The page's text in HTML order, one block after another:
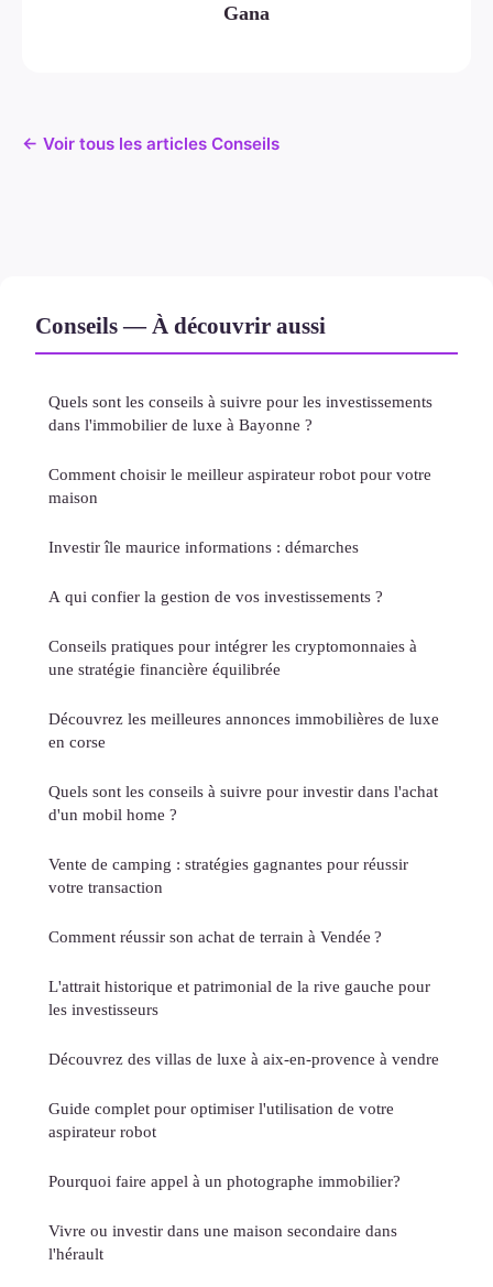
Gana
← Voir tous les articles Conseils
Conseils — À découvrir aussi
Quels sont les conseils à suivre pour les investissements
dans l'immobilier de luxe à Bayonne ?
Comment choisir le meilleur aspirateur robot pour votre
maison
Investir île maurice informations : démarches
A qui confier la gestion de vos investissements ?
Conseils pratiques pour intégrer les cryptomonnaies à
une stratégie financière équilibrée
Découvrez les meilleures annonces immobilières de luxe
en corse
Quels sont les conseils à suivre pour investir dans l'achat
d'un mobil home ?
Vente de camping : stratégies gagnantes pour réussir
votre transaction
Comment réussir son achat de terrain à Vendée ?
L'attrait historique et patrimonial de la rive gauche pour
les investisseurs
Découvrez des villas de luxe à aix-en-provence à vendre
Guide complet pour optimiser l'utilisation de votre
aspirateur robot
Pourquoi faire appel à un photographe immobilier?
Vivre ou investir dans une maison secondaire dans
l'hérault